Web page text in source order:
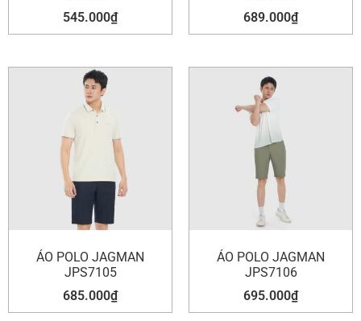
545.000₫
689.000₫
ÁO POLO JAGMAN
JPS7105
685.000₫
ÁO POLO JAGMAN
JPS7106
695.000₫